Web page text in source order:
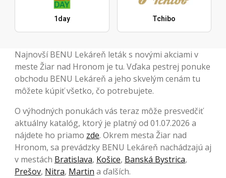
1day Tchibo
Najnovší BENU Lekáreň leták s novými akciami v
meste Žiar nad Hronom je tu. Vďaka pestrej ponuke
obchodu BENU Lekáreň a jeho skvelým cenám tu
môžete kúpiť všetko, čo potrebujete.
O výhodných ponukách vás teraz môže presvedčiť
aktuálny katalóg, ktorý je platný od 01.07.2026 a
nájdete ho priamo zde. Okrem mesta Žiar nad
Hronom, sa prevádzky BENU Lekáreň nachádzajú aj
v mestách Bratislava, Košice, Banská Bystrica,
Prešov, Nitra, Martin a ďalších.